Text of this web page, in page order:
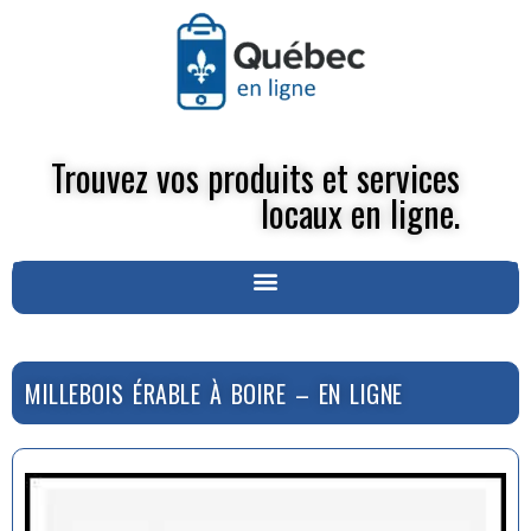
Trouvez vos produits et services
locaux en ligne.
MILLEBOIS ÉRABLE À BOIRE – EN LIGNE